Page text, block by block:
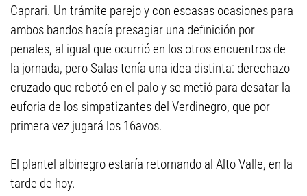
Caprari. Un trámite parejo y con escasas ocasiones para
ambos bandos hacía presagiar una definición por
penales, al igual que ocurrió en los otros encuentros de
la jornada, pero Salas tenía una idea distinta: derechazo
cruzado que rebotó en el palo y se metió para desatar la
euforia de los simpatizantes del Verdinegro, que por
primera vez jugará los 16avos.
El plantel albinegro estaría retornando al Alto Valle, en la
tarde de hoy.